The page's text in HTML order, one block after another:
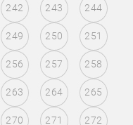
242 243 244
249 250 251
256 257 258
263 264 265
270 271 272